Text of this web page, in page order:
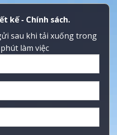
kế - Chính sách.
sau khi tải xuống trong
làm việc